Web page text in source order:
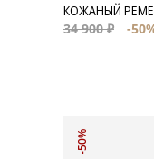
КОЖАНЫЙ
34 900 ₽
-
-50%